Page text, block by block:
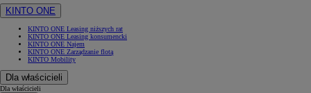
KINTO ONE
KINTO ONE Leasing niższych rat
KINTO ONE Leasing konsumencki
KINTO ONE Najem
KINTO ONE Zarządzanie flotą
KINTO Mobility
Dla właścicieli
Dla właścicieli